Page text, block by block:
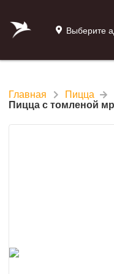
Выберите
Главная Пицца
Пицца с томленой